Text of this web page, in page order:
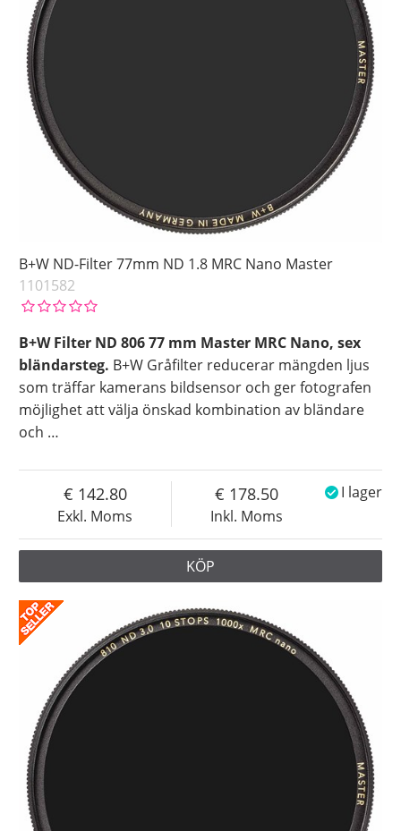
B+W ND-Filter 77mm ND 1.8 MRC Nano Master
1101582
B+W Filter ND 806 77 mm Master MRC Nano, sex
bländarsteg. B+W Gråfilter reducerar mängden ljus
som träffar kamerans bildsensor och ger fotografen
möjlighet att välja önskad kombination av bländare
och …
Exkl. Moms
142.80
Inkl. Moms
178.50 I lager
KÖP